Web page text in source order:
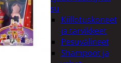
Pesu
Kiillotuskoneet
ja tarvikkeet
Pesuvälineet
Shampoot ja